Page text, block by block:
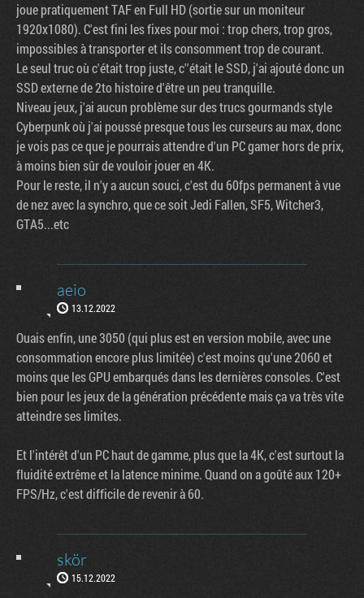
joue pratiquement TAF en Full HD (sortie sur un moniteur
1920x1080). C'est fini les fixes pour moi : trop chers, trop gros,
impossibles à transporter et ils consomment trop de courant.
Le seul truc où c'était trop juste, c''était le SSD, j'ai ajouté donc un
SSD externe de 2to histoire d'être un peu tranquille.
Niveau jeux, j'ai aucun problème sur des trucs gourmands style
Cyberpunk où j'ai poussé presque tous les curseurs au max, donc
je vois pas ce que je pourrais attendre d'un PC gamer hors de prix,
à moins bien sûr de vouloir jouer en 4K.
Pour le reste, il n'y a aucun souci, c'est du 60fps permanent à vue
de nez avec la synchro, que ce soit Jedi Fallen, SF5, Witcher3,
GTA5...etc
aeio
13.12.2022
Ouais enfin, une 3050 (qui plus est en version mobile, avec une
consommation encore plus limitée) c'est moins qu'une 2060 et
moins que les GPU embarqués dans les dernières consoles. C'est
bien pour les jeux de la génération précédente mais ça va très vite
atteindre ses limites.
Et l'intérêt d'un PC haut de gamme, plus que la 4K, c'est surtout la
fluidité extrême et la latence minime. Quand on a goûté aux 120+
FPS/Hz, c'est difficile de revenir à 60.
skör
15.12.2022